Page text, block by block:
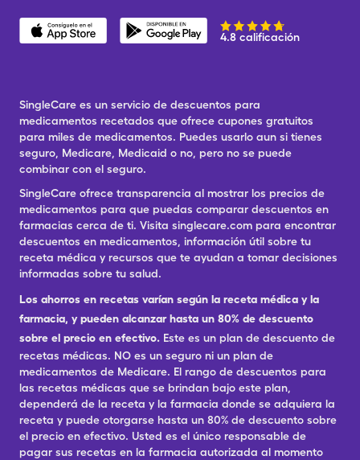
4.8 calificación
SingleCare es un servicio de descuentos para
medicamentos recetados que ofrece cupones gratuitos
para miles de medicamentos. Puedes usarlo aun si tienes
seguro, Medicare, Medicaid o no, pero no se puede
combinar con el seguro.
SingleCare ofrece transparencia al mostrar los precios de
medicamentos para que puedas comparar descuentos en
farmacias cerca de ti. Visita singlecare.com para encontrar
descuentos en medicamentos, información útil sobre tu
receta médica y recursos que te ayudan a tomar decisiones
informadas sobre tu salud.
Los ahorros en recetas varían según la receta médica y la
farmacia, y pueden alcanzar hasta un 80% de descuento
sobre el precio en efectivo. Este es un plan de descuento de
recetas médicas. NO es un seguro ni un plan de
medicamentos de Medicare. El rango de descuentos para
las recetas médicas que se brindan bajo este plan,
dependerá de la receta y la farmacia donde se adquiera la
receta y puede otorgarse hasta un 80% de descuento sobre
el precio en efectivo. Usted es el único responsable de
pagar sus recetas en la farmacia autorizada al momento